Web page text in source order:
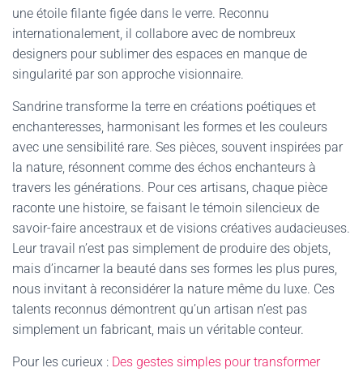
une étoile filante figée dans le verre. Reconnu
internationalement, il collabore avec de nombreux
designers pour sublimer des espaces en manque de
singularité par son approche visionnaire.
Sandrine transforme la terre en créations poétiques et
enchanteresses, harmonisant les formes et les couleurs
avec une sensibilité rare. Ses pièces, souvent inspirées par
la nature, résonnent comme des échos enchanteurs à
travers les générations. Pour ces artisans, chaque pièce
raconte une histoire, se faisant le témoin silencieux de
savoir-faire ancestraux et de visions créatives audacieuses.
Leur travail n’est pas simplement de produire des objets,
mais d’incarner la beauté dans ses formes les plus pures,
nous invitant à reconsidérer la nature même du luxe. Ces
talents reconnus démontrent qu’un artisan n’est pas
simplement un fabricant, mais un véritable conteur.
Pour les curieux : Des gestes simples pour transformer